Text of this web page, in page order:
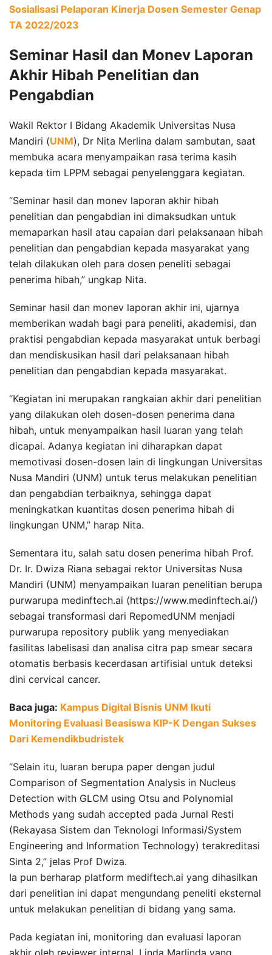
Sosialisasi Pelaporan Kinerja Dosen Semester Genap
TA 2022/2023
Seminar Hasil dan Monev Laporan
Akhir Hibah Penelitian dan
Pengabdian
Wakil Rektor I Bidang Akademik Universitas Nusa
Mandiri (UNM), Dr Nita Merlina dalam sambutan, saat
membuka acara menyampaikan rasa terima kasih
kepada tim LPPM sebagai penyelenggara kegiatan.
“Seminar hasil dan monev laporan akhir hibah
penelitian dan pengabdian ini dimaksudkan untuk
memaparkan hasil atau capaian dari pelaksanaan hibah
penelitian dan pengabdian kepada masyarakat yang
telah dilakukan oleh para dosen peneliti sebagai
penerima hibah,” ungkap Nita.
Seminar hasil dan monev laporan akhir ini, ujarnya
memberikan wadah bagi para peneliti, akademisi, dan
praktisi pengabdian kepada masyarakat untuk berbagi
dan mendiskusikan hasil dari pelaksanaan hibah
penelitian dan pengabdian kepada masyarakat.
“Kegiatan ini merupakan rangkaian akhir dari penelitian
yang dilakukan oleh dosen-dosen penerima dana
hibah, untuk menyampaikan hasil luaran yang telah
dicapai. Adanya kegiatan ini diharapkan dapat
memotivasi dosen-dosen lain di lingkungan Universitas
Nusa Mandiri (UNM) untuk terus melakukan penelitian
dan pengabdian terbaiknya, sehingga dapat
meningkatkan kuantitas dosen penerima hibah di
lingkungan UNM,” harap Nita.
Sementara itu, salah satu dosen penerima hibah Prof.
Dr. Ir. Dwiza Riana sebagai rektor Universitas Nusa
Mandiri (UNM) menyampaikan luaran penelitian berupa
purwarupa medinftech.ai (https://www.medinftech.ai/)
sebagai transformasi dari RepomedUNM menjadi
purwarupa repository publik yang menyediakan
fasilitas labelisasi dan analisa citra pap smear secara
otomatis berbasis kecerdasan artifisial untuk deteksi
dini cervical cancer.
Baca juga: Kampus Digital Bisnis UNM Ikuti
Monitoring Evaluasi Beasiswa KIP-K Dengan Sukses
Dari Kemendikbudristek
“Selain itu, luaran berupa paper dengan judul
Comparison of Segmentation Analysis in Nucleus
Detection with GLCM using Otsu and Polynomial
Methods yang sudah accepted pada Jurnal Resti
(Rekayasa Sistem dan Teknologi Informasi/System
Engineering and Information Technology) terakreditasi
Sinta 2,” jelas Prof Dwiza.
Ia pun berharap platform mediftech.ai yang dihasilkan
dari penelitian ini dapat mengundang peneliti eksternal
untuk melakukan penelitian di bidang yang sama.
Pada kegiatan ini, monitoring dan evaluasi laporan
akhir oleh reviewer internal, Linda Marlinda yang